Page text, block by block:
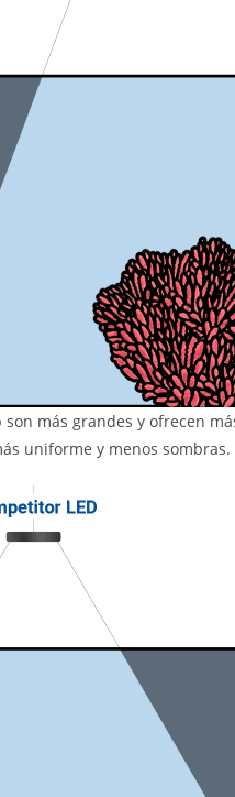
son más grandes y ofrecen
uniforme y menos sombras.